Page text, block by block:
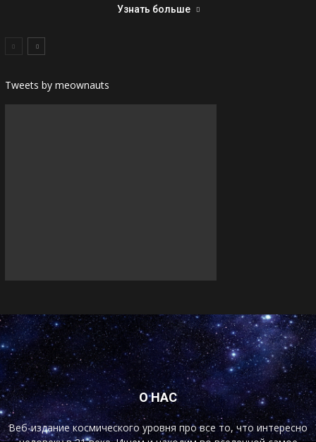
Узнать больше
Tweets by meownauts
О НАС
Веб-издание космического уровня про все то, что интересно